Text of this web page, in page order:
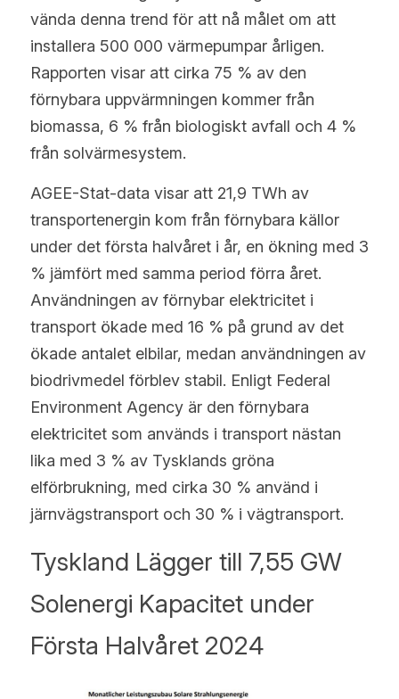
vända denna trend för att nå målet om att
installera 500 000 värmepumpar årligen.
Rapporten visar att cirka 75 % av den
förnybara uppvärmningen kommer från
biomassa, 6 % från biologiskt avfall och 4 %
från solvärmesystem.
AGEE-Stat-data visar att 21,9 TWh av
transportenergin kom från förnybara källor
under det första halvåret i år, en ökning med 3
% jämfört med samma period förra året.
Användningen av förnybar elektricitet i
transport ökade med 16 % på grund av det
ökade antalet elbilar, medan användningen av
biodrivmedel förblev stabil. Enligt Federal
Environment Agency är den förnybara
elektricitet som används i transport nästan
lika med 3 % av Tysklands gröna
elförbrukning, med cirka 30 % använd i
järnvägstransport och 30 % i vägtransport.
Tyskland Lägger till 7,55 GW
Solenergi Kapacitet under
Första Halvåret 2024